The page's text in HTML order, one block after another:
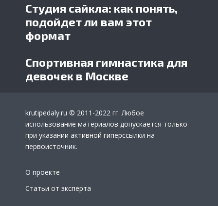
Студия сайкла: как понять,
подойдет ли вам этот
формат
Спортивная гимнастика для
девочек в Москве
krutipedaly.ru © 2011-2022 гг. Любое
использование материалов допускается только
при указании активной гиперссылки на
первоисточник.
О проекте
Статьи от эксперта